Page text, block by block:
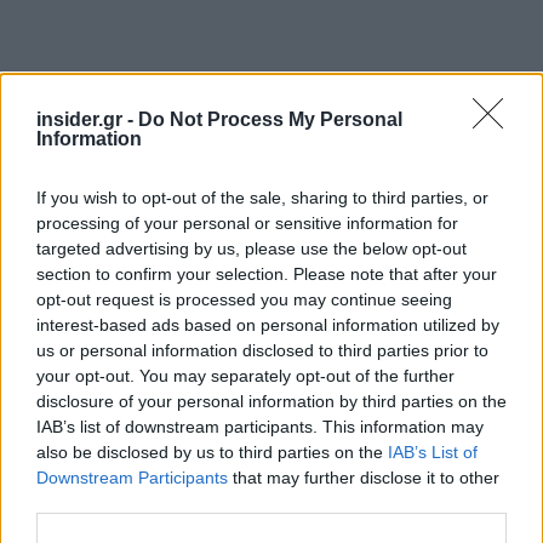
insider.gr - Do Not Process My Personal
Information
If you wish to opt-out of the sale, sharing to third parties, or
processing of your personal or sensitive information for
targeted advertising by us, please use the below opt-out
section to confirm your selection. Please note that after your
opt-out request is processed you may continue seeing
interest-based ads based on personal information utilized by
us or personal information disclosed to third parties prior to
your opt-out. You may separately opt-out of the further
disclosure of your personal information by third parties on the
IAB’s list of downstream participants. This information may
also be disclosed by us to third parties on the IAB’s List of
Downstream Participants that may further disclose it to other
Η ανάθεση της σύμβασης, συνολικού ανώτατου
προϋπολογισμού 2,070 δισ. ευρώ,
πραγματοποιήθηκε με κριτήριο την πλέον
συμφέρουσα οικονομική προσφορά. Ανάδοχος
για το πρώτο τμήμα της σύμβασης, το οποίο
περιλαμβάνει τις διασυνδέσεις Θράκη-Λήμνος,
Κως-Ρόδος, Λέσβος-Λήμνος και Λέσβος-Χίος,
αναδείχθηκε η Fulgor Α.Ε. Αντίστοιχα, το δεύτερο